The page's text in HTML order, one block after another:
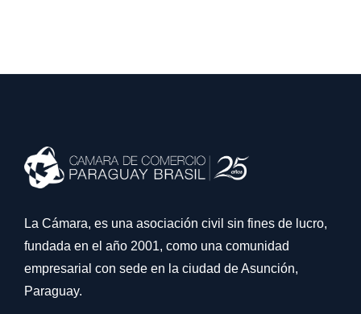
La Cámara, es una asociación civil sin fines de lucro,
fundada en el año 2001, como una comunidad
empresarial con sede en la ciudad de Asunción,
Paraguay.